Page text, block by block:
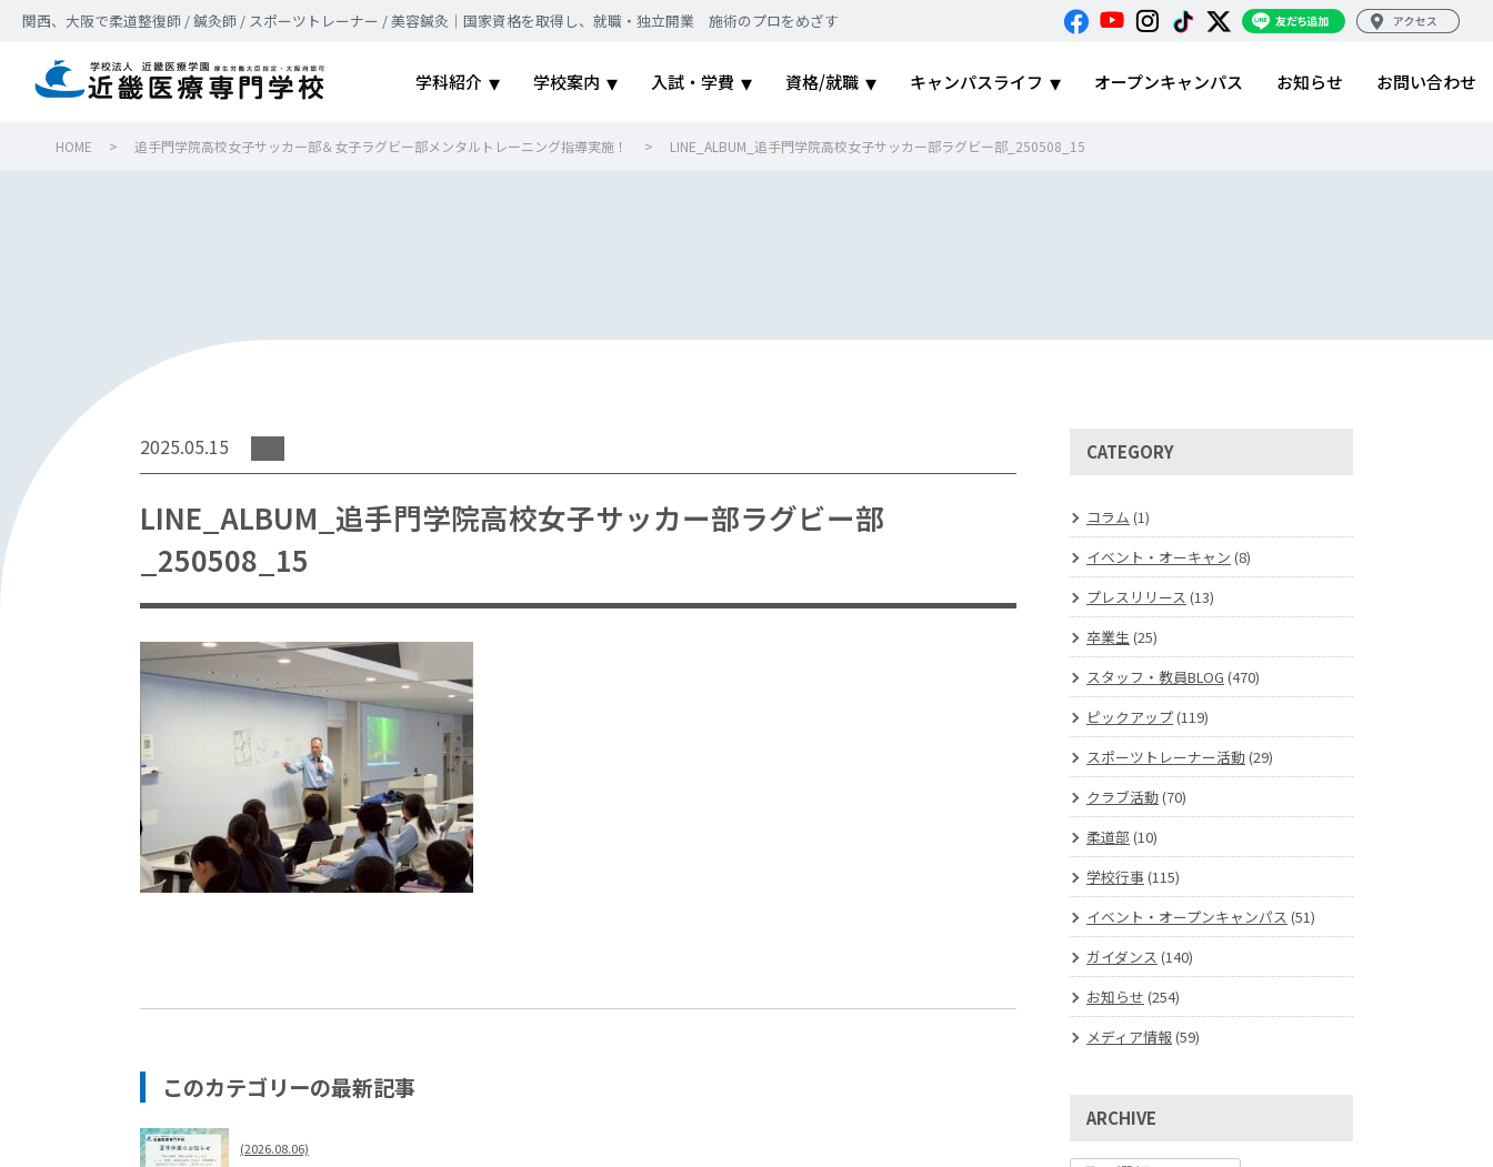
関西、大阪で柔道整復師 / 鍼灸師 / スポーツトレーナー / 美容鍼灸｜国家資格を取得し、就職・独立開業 施術のプロをめざす
学科紹介 学校案内 入試・学費 資格/就職 キャンパスライフ オープンキャンパス お知らせ お問い合わせ
HOME > 追手門学院高校女子サッカー部＆女子ラグビー部メンタルトレーニング指導実施！ > LINE_ALBUM_追手門学院高校女子サッカー部ラグビー部_250508_15
2025.05.15
LINE_ALBUM_追手門学院高校女子サッカー部ラグビー部
_250508_15
このカテゴリーの最新記事
(2026.08.06)
CATEGORY
コラム (1)
イベント・オーキャン (8)
プレスリリース (13)
卒業生(25)
スタッフ・教員BLOG (470)
ピックアップ(119)
スポーツトレーナー活動(29)
クラブ活動(70)
柔道部 (10)
学校行事(115)
イベント・オープンキャンパス (51)
ガイダンス (140)
お知らせ (254)
メディア情報(59)
ARCHIVE